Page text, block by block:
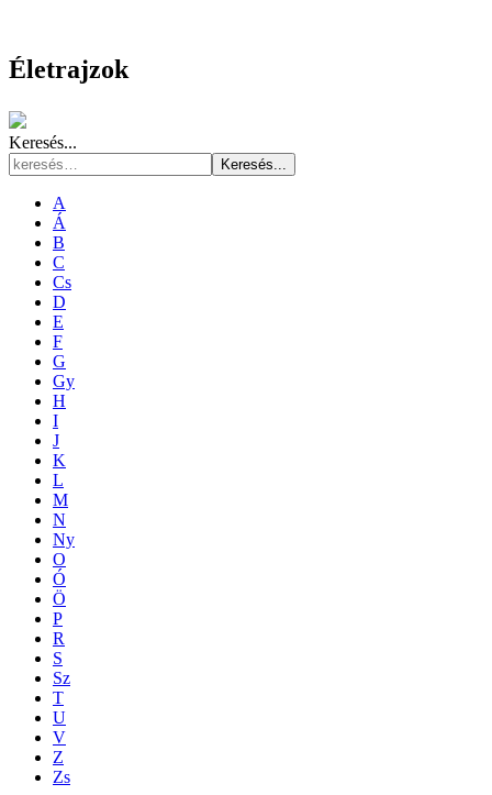
Életrajzok
Keresés...
Keresés...
A
Á
B
C
Cs
D
E
F
G
Gy
H
I
J
K
L
M
N
Ny
O
Ó
Ö
P
R
S
Sz
T
U
V
Z
Zs